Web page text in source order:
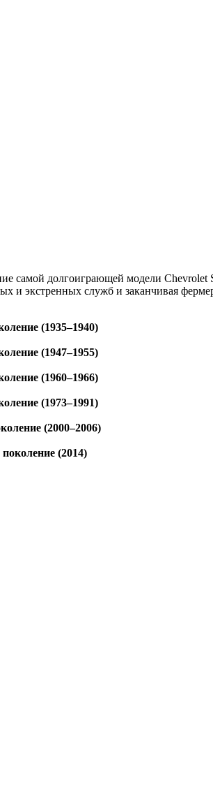
самой долгоиграющей модели Chevrolet
и экстренных служб и заканчивая
(1935–1940)
(1947–1955)
(1960–1966)
(1973–1991)
(2000–2006)
поколение (2014)